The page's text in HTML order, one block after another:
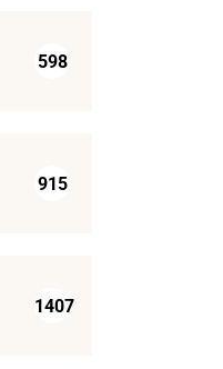
598
915
1407